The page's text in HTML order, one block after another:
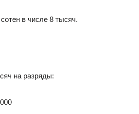
в числе 8 тысяч.
на разряды: